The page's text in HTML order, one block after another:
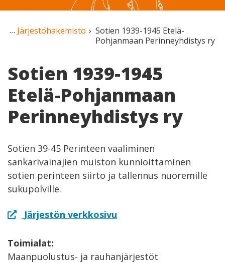
Järjestöhakemisto
Sotien 1939-1945 Etelä-
Pohjanmaan Perinneyhdistys ry
Sotien 1939-1945
Etelä-Pohjanmaan
Perinneyhdistys ry
Sotien 39-45 Perinteen vaaliminen
sankarivainajien muiston kunnioittaminen
sotien perinteen siirto ja tallennus nuoremille
sukupolville.
Järjestön verkkosivu
Toimialat:
Maanpuolustus- ja rauhanjärjestöt